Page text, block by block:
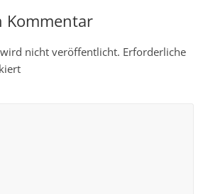
Kommentar
nicht veröffentlicht. Erforderliche